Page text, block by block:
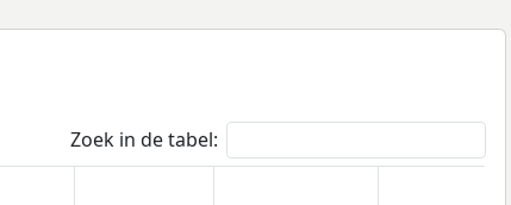
Zoek in de tabel: